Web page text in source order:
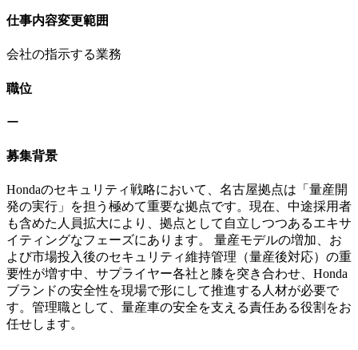
仕事内容変更範囲
会社の指示する業務
職位
ー
募集背景
Hondaのセキュリティ戦略において、名古屋拠点は「量産開
発の実行」を担う極めて重要な拠点です。現在、中途採用者
も含めた人員拡大により、拠点として自立しつつあるエキサ
イティングなフェーズにあります。 量産モデルの増加、お
よび市場投入後のセキュリティ維持管理（量産後対応）の重
要性が増す中、サプライヤー各社と膝を突き合わせ、Honda
ブランドの安全性を現場で形にして推進する人材が必要で
す。管理職として、量産車の安全を支える責任ある役割をお
任せします。